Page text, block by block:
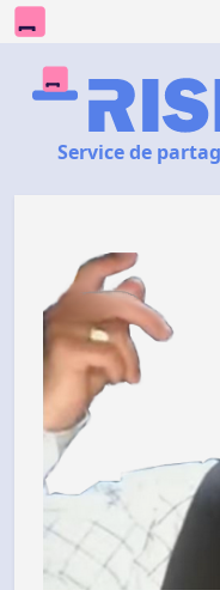
Service de